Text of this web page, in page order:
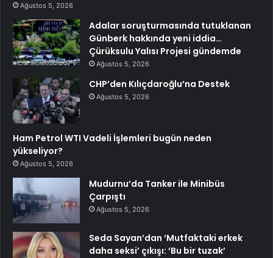
Ağustos 5, 2026
Adalar soruşturmasında tutuklanan
Günberk hakkında yeni iddia…
Çürüksulu Yalısı Projesi gündemde
Ağustos 5, 2026
CHP’den Kılıçdaroğlu’na Destek
Ağustos 5, 2026
Ham Petrol WTI Vadeli İşlemleri bugün neden
yükseliyor?
Ağustos 5, 2026
Mudurnu’da Tanker ile Minibüs
Çarpıştı
Ağustos 5, 2026
Seda Sayan’dan ‘Mutfaktaki erkek
daha seksi’ çıkışı: ‘Bu bir tuzak’